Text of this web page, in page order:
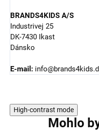
BRANDS4KIDS A/S
Industrivej 25
DK-7430 Ikast
Dánsko
E-mail:
High-contrast mode
Mohlo